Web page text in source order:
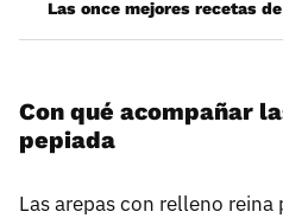
Las once mejores recetas
Con qué acompañar
pepiada
Las arepas con relleno